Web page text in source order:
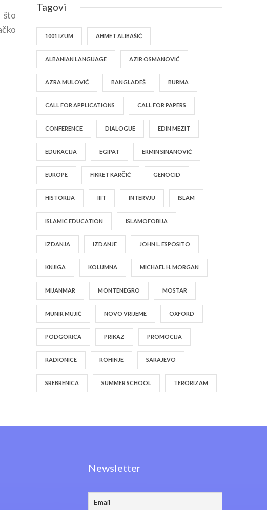
što
Tagovi
1001 IZUM AHMET ALIBAŠIĆ
ALBANIAN LANGUAGE AZIR OSMANOVIĆ
AZRA MULOVIĆ BANGLADEŠ BURMA
CALL FOR APPLICATIONS CALL FOR PAPERS
CONFERENCE DIALOGUE EDIN MEZIT
EDUKACIJA EGIPAT ERMIN SINANOVIĆ
EUROPE FIKRET KARČIĆ GENOCID
HISTORIJA IIIT INTERVJU ISLAM
ISLAMIC EDUCATION ISLAMOFOBIJA
IZDANJA IZDANJE JOHN L. ESPOSITO
KNJIGA KOLUMNA MICHAEL H. MORGAN
MIJANMAR MONTENEGRO MOSTAR
MUNIR MUJIĆ NOVO VRIJEME OXFORD
PODGORICA PRIKAZ PROMOCIJA
RADIONICE ROHINJE SARAJEVO
SREBRENICA SUMMER SCHOOL TERORIZAM
Newsletter